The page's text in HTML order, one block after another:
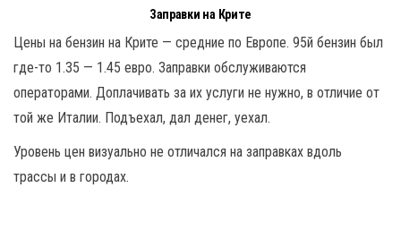
Заправки на Крите
Цены на бензин на Крите — средние по Европе. 95й бензин был
где-то 1.35 — 1.45 евро. Заправки обслуживаются
операторами. Доплачивать за их услуги не нужно, в отличие от
той же Италии. Подъехал, дал денег, уехал.
Уровень цен визуально не отличался на заправках вдоль
трассы и в городах.